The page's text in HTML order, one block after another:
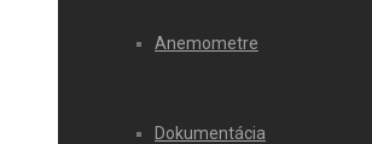
Anemometre
Dokumentácia